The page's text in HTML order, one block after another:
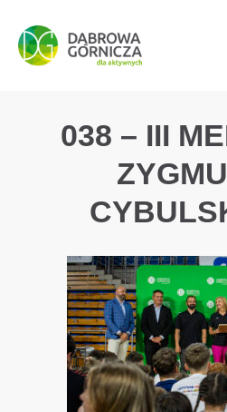
PRZEJDŹ DO MENU
PRZEJDŹ DO
PRZEJDŹ DO TREŚCI
038 – III